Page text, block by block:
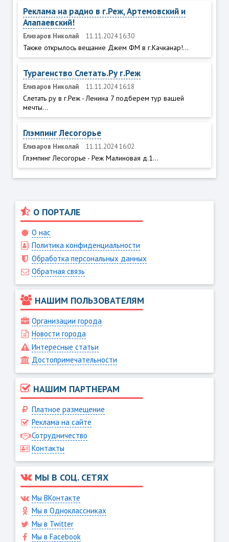
Реклама на радио в г.Реж, Артемовский и
Алапаевский!
Елизаров Николай 11.11.2024 16:30
Также открылось вещание Джем ФМ в г.Качканар!...
Турагенство Слетать.Ру г.Реж
Елизаров Николай 11.11.2024 16:18
Слетать ру в г.Реж - Ленина 7 подберем тур вашей
мечты...
Глэмпинг Лесогорье
Елизаров Николай 11.11.2024 16:02
Глэмпинг Лесогорье - Реж Малиновая д.1...
О ПОРТАЛЕ
О нас
Политика конфиденциальности
Обработка персональных данных
Обратная связь
НАШИМ ПОЛЬЗОВАТЕЛЯМ
Организации города
Новости города
Интересные статьи
Достопримечательности
НАШИМ ПАРТНЕРАМ
Платное размещение
Реклама на сайте
Сотрудничество
Контакты
МЫ В СОЦ. СЕТЯХ
Мы ВКонтакте
Мы в Одноклассниках
Мы в Twitter
Мы в Facebook